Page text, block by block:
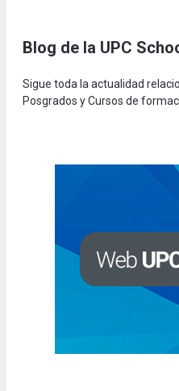
Blog de la UPC
Sigue toda la actualidad
Posgrados y Cursos de